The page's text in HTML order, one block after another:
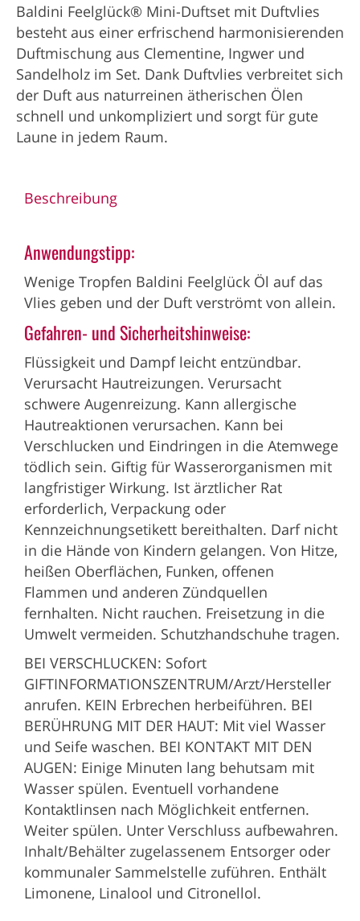
Baldini Feelglück® Mini-Duftset mit Duftvlies
besteht aus einer erfrischend harmonisierenden
Duftmischung aus Clementine, Ingwer und
Sandelholz im Set. Dank Duftvlies verbreitet sich
der Duft aus ­­naturreinen ätherischen Ölen
schnell und unkompliziert und sorgt für gute
Laune in jedem Raum.
Beschreibung
Anwendungstipp:
Wenige Tropfen Baldini Feelglück Öl auf das
Vlies geben und der Duft verströmt von allein.
Gefahren- und Sicherheitshinweise:
Flüssigkeit und Dampf leicht entzündbar.
Verursacht Hautreizungen. Verursacht
schwere Augenreizung. Kann allergische
Hautreaktionen verursachen. Kann bei
Verschlucken und Eindringen in die Atemwege
tödlich sein. Giftig für Wasserorganismen mit
langfristiger Wirkung. Ist ärztlicher Rat
erforderlich, Verpackung oder
Kennzeichnungsetikett bereithalten. Darf nicht
in die Hände von Kindern gelangen. Von Hitze,
heißen Oberflächen, Funken, offenen
Flammen und anderen Zündquellen
fernhalten. Nicht rauchen. Freisetzung in die
Umwelt vermeiden. Schutzhandschuhe tragen.
BEI VERSCHLUCKEN: Sofort
GIFTINFORMATIONSZENTRUM/Arzt/Hersteller
anrufen. KEIN Erbrechen herbeiführen. BEI
BERÜHRUNG MIT DER HAUT: Mit viel Wasser
und Seife waschen. BEI KONTAKT MIT DEN
AUGEN: Einige Minuten lang behutsam mit
Wasser spülen. Eventuell vorhandene
Kontaktlinsen nach Möglichkeit entfernen.
Weiter spülen. Unter Verschluss aufbewahren.
Inhalt/Behälter zugelassenem Entsorger oder
kommunaler Sammelstelle zuführen. Enthält
Limonene, Linalool und Citronellol.